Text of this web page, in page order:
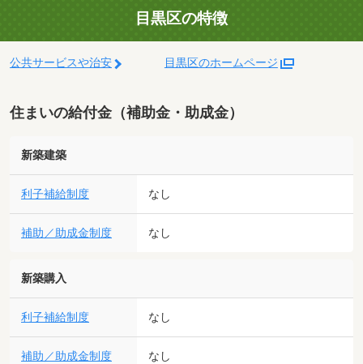
目黒区の特徴
公共サービスや治安 目黒区のホームページ
住まいの給付金（補助金・助成金）
新築建築
利子補給制度 なし
補助／助成金制度 なし
新築購入
利子補給制度 なし
補助／助成金制度 なし